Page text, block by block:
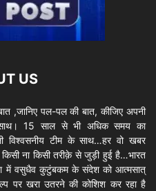
US
,जानिए पल-पल की बात, कीजिए अपनी
15 साल से भी अधिक समय का
विश्वसनीय टीम के साथ…हर वो खबर
ना किसी तरीक़े से जुड़ी हुई है…भारत
में वसुधैव कुटुंबकम के संदेश को आत्मसात्
पर खरा उतरने की कोशिश कर रहा है